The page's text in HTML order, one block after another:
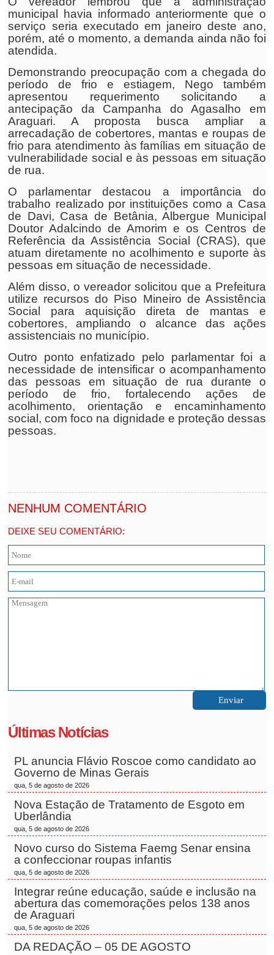
municipal havia informado anteriormente que o
serviço seria executado em janeiro deste ano,
porém, até o momento, a demanda ainda não foi
atendida.
Demonstrando preocupação com a chegada do
período de frio e estiagem, Nego também
apresentou requerimento solicitando a
antecipação da Campanha do Agasalho em
Araguari. A proposta busca ampliar a
arrecadação de cobertores, mantas e roupas de
frio para atendimento às famílias em situação de
vulnerabilidade social e às pessoas em situação
de rua.
O parlamentar destacou a importância do
trabalho realizado por instituições como a Casa
de Davi, Casa de Betânia, Albergue Municipal
Doutor Adalcindo de Amorim e os Centros de
Referência da Assistência Social (CRAS), que
atuam diretamente no acolhimento e suporte às
pessoas em situação de necessidade.
Além disso, o vereador solicitou que a Prefeitura
utilize recursos do Piso Mineiro de Assistência
Social para aquisição direta de mantas e
cobertores, ampliando o alcance das ações
assistenciais no município.
Outro ponto enfatizado pelo parlamentar foi a
necessidade de intensificar o acompanhamento
das pessoas em situação de rua durante o
período de frio, fortalecendo ações de
acolhimento, orientação e encaminhamento
social, com foco na dignidade e proteção dessas
pessoas.
NENHUM COMENTÁRIO
DEIXE SEU COMENTÁRIO:
Últimas Notícias
PL anuncia Flávio Roscoe como candidato ao
Governo de Minas Gerais
qua, 5 de agosto de 2026
Nova Estação de Tratamento de Esgoto em
Uberlândia
qua, 5 de agosto de 2026
Novo curso do Sistema Faemg Senar ensina
a confeccionar roupas infantis
qua, 5 de agosto de 2026
Integrar reúne educação, saúde e inclusão na
abertura das comemorações pelos 138 anos
de Araguari
qua, 5 de agosto de 2026
DA REDAÇÃO – 05 DE AGOSTO